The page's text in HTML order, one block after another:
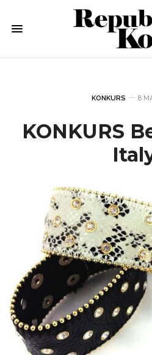
KONKURS 8
KONKURS